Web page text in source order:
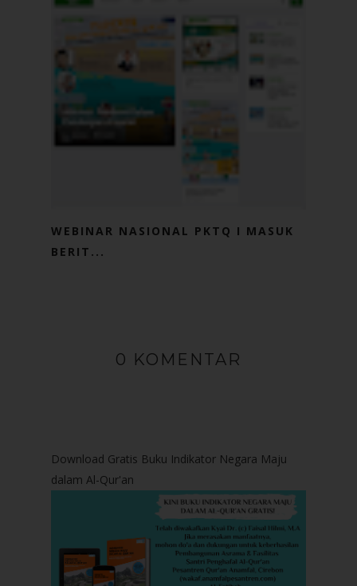
WEBINAR NASIONAL PKTQ I MASUK
BERIT...
0 KOMENTAR
Download Gratis Buku Indikator Negara Maju
dalam Al-Qur'an